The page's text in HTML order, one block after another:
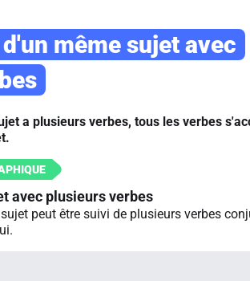
même sujet avec
a plusieurs verbes, tous les verbes
avec plusieurs verbes
peut être suivi de plusieurs verbes